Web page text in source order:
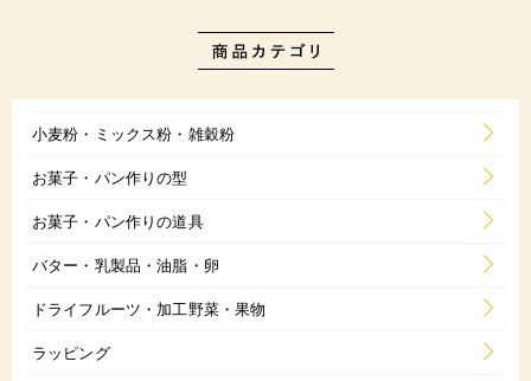
小麦粉・ミックス粉・雑穀粉
お菓子・パン作りの型
お菓子・パン作りの道具
バター・乳製品・油脂・卵
ドライフルーツ・加工野菜・果物
ラッピング